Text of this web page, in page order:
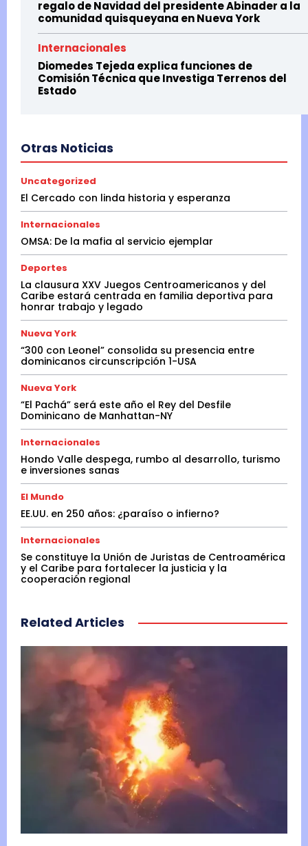
regalo de Navidad del presidente Abinader a la
comunidad quisqueyana en Nueva York
Internacionales
Diomedes Tejeda explica funciones de
Comisión Técnica que Investiga Terrenos del
Estado
Otras Noticias
Uncategorized
El Cercado con linda historia y esperanza
Internacionales
OMSA: De la mafia al servicio ejemplar
Deportes
La clausura XXV Juegos Centroamericanos y del
Caribe estará centrada en familia deportiva para
honrar trabajo y legado
Nueva York
“300 con Leonel” consolida su presencia entre
dominicanos circunscripción 1-USA
Nueva York
“El Pachá” será este año el Rey del Desfile
Dominicano de Manhattan-NY
Internacionales
Hondo Valle despega, rumbo al desarrollo, turismo
e inversiones sanas
El Mundo
EE.UU. en 250 años: ¿paraíso o infierno?
Internacionales
Se constituye la Unión de Juristas de Centroamérica
y el Caribe para fortalecer la justicia y la
cooperación regional
Related Articles